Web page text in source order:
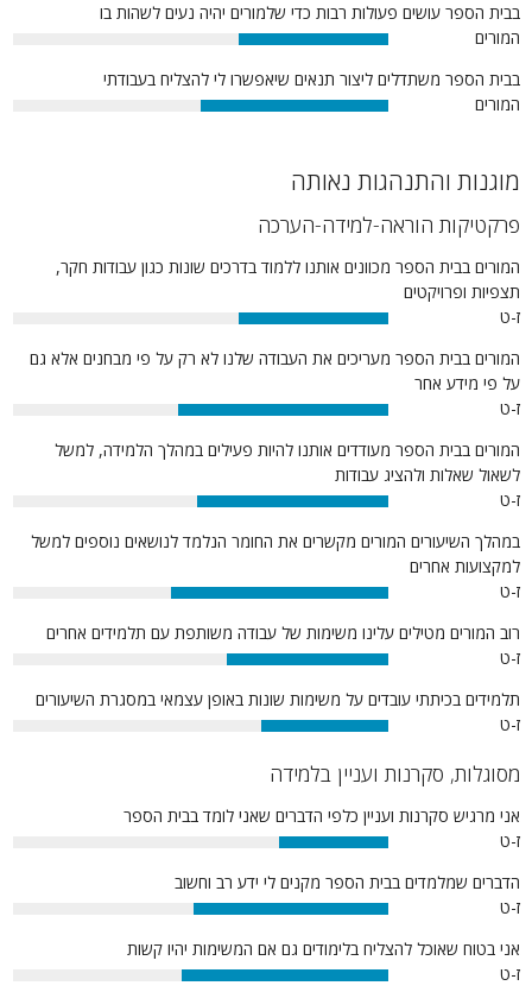
בבית הספר עושים פעולות רבות כדי שלמורים יהיה נעים לשהות בו
המורים
40%
בבית הספר משתדלים ליצור תנאים שיאפשרו לי להצליח בעבודתי
המורים
50%
מוגנות והתנהגות נאותה
פרקטיקות הוראה-למידה-הערכה
המורים בבית הספר מכוונים אותנו ללמוד בדרכים שונות כגון עבודות חקר,
תצפיות ופרויקטים
ז-ט
40%
המורים בבית הספר מעריכים את העבודה שלנו לא רק על פי מבחנים אלא גם
על פי מידע אחר
ז-ט
56%
המורים בבית הספר מעודדים אותנו להיות פעילים במהלך הלמידה, למשל
לשאול שאלות ולהציג עבודות
ז-ט
51%
במהלך השיעורים המורים מקשרים את החומר הנלמד לנושאים נוספים למשל
למקצועות אחרים
ז-ט
58%
רוב המורים מטילים עלינו משימות של עבודה משותפת עם תלמידים אחרים
ז-ט
43%
תלמידים בכיתתי עובדים על משימות שונות באופן עצמאי במסגרת השיעורים
ז-ט
34%
מסוגלות, סקרנות ועניין בלמידה
אני מרגיש סקרנות ועניין כלפי הדברים שאני לומד בבית הספר
ז-ט
29%
הדברים שמלמדים בבית הספר מקנים לי ידע רב וחשוב
ז-ט
52%
אני בטוח שאוכל להצליח בלימודים גם אם המשימות יהיו קשות
ז-ט
55%